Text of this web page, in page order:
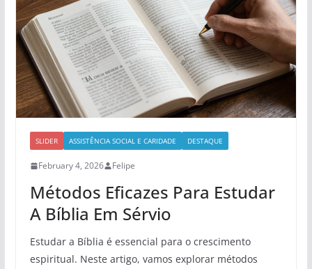
SLIDER ASSISTÊNCIA SOCIAL E CARIDADE DESTAQUE
February 4, 2026 Felipe
Métodos Eficazes Para Estudar
A Bíblia Em Sérvio
Estudar a Bíblia é essencial para o crescimento
espiritual. Neste artigo, vamos explorar métodos